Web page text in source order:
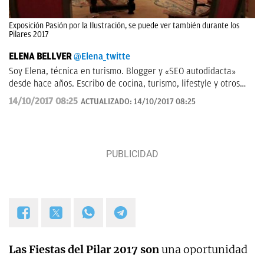
Exposición Pasión por la Ilustración, se puede ver también durante los
Pilares 2017
ELENA BELLVER @Elena_twitte
Soy Elena, técnica en turismo. Blogger y «SEO autodidacta»
desde hace años. Escribo de cocina, turismo, lifestyle y otros
temas que me interesan. Desde OKDiario os mantendré al día
sobre recetas, fiestas y temas ”Cómo hacer” búsquedas que
14/10/2017 08:25 ACTUALIZADO: 14/10/2017 08:25
Las Fiestas del Pilar 2017 sonuna oportunidad